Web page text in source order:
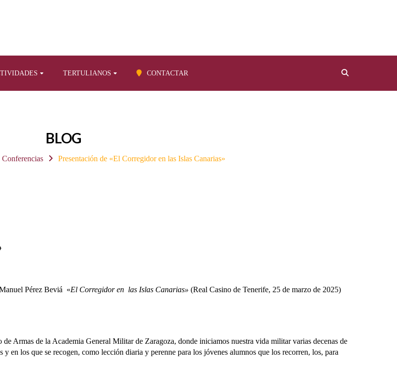
TERTULIANOS CONTACTAR
BLOG
Conferencias Presentación de «El Corregidor en las Islas Canarias»
Pérez Beviá «El Corregidor en las Islas Canarias» (Real Casino de Tenerife, 25 de marzo de 2025)
de la Academia General Militar de Zaragoza, donde iniciamos nuestra vida militar varias decenas de
en los que se recogen, como lección diaria y perenne para los jóvenes alumnos que los recorren, los, para